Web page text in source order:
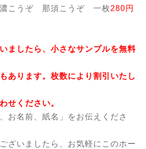
こうぞ 那須こうぞ 一枚280円
ましたら、小さなサンプルを無料
あります。枚数により割引いたし
せください。
お名前、紙名」をお伝えくださ
ざいましたら、お気軽にこのホー